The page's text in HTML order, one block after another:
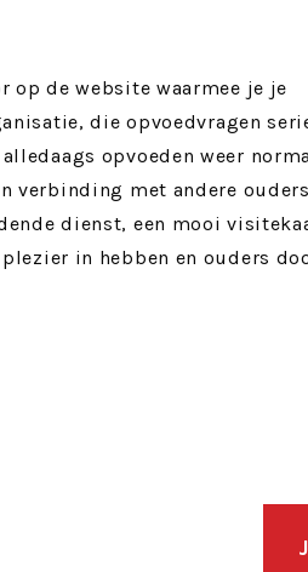
op de website waarmee je je
die opvoedvragen
opvoeden weer
verbinding met andere
dienst, een mooi
in hebben en ouders